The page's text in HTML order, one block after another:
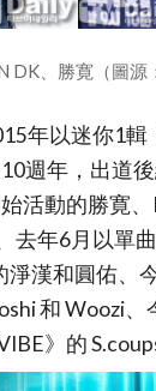
DK、勝寛（圖源
年以迷你1輯
週年，出道
活動的勝寛
去年6月以單
淨漢和圓佑、
和 Woozi、
》的